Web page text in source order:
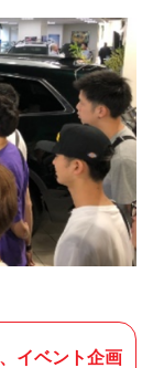
イベント企画